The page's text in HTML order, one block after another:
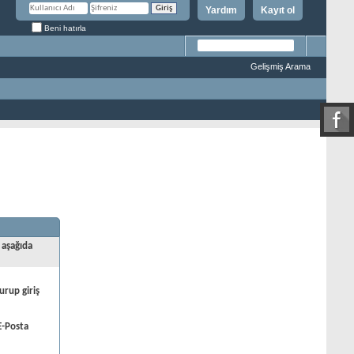
Kayıt ol
Yardım
Beni hatırla
Gelişmiş Arama
giriş
Posta